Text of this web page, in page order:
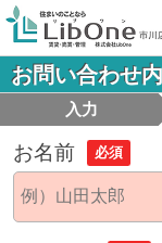
お問い合わせ
入力
お名前 必須